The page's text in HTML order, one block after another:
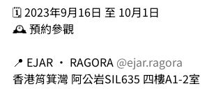
🗓️ 2023年9月16日 至 10月1日
🕰️ 預約參觀
📍 EJAR • RAGORA @ejar.ragora
香港筲箕灣 阿公岩SIL635 四樓A1-2室